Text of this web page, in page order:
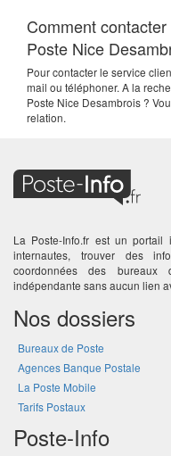
Comment
Poste Nice
Pour contacter le service
mail ou téléphoner. A la
Poste Nice Desambrois ?
relation.
La Poste-Info.fr est un
internautes, trouver des
coordonnées des
indépendante sans aucun lien
Nos dossiers
Bureaux de Poste
Agences Banque Postale
La Poste Mobile
Tarifs Postaux
Poste-Info